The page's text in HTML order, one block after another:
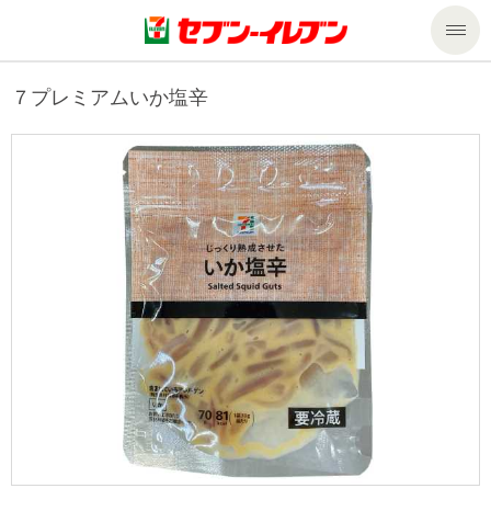
商品のご案内
商品のご案内トップ
商品カテゴリ一覧
セブンプレミアム
食の安全・安心への取組み
セール・キャンペーン
マルチコピー機でできること
マルチコピー機でできることトップ
便利なサービス
企業情報トップ
ニュースリリース
私たちの取組み
サステナビリティ
サステナビリティトップ
７プレミアムいか塩辛